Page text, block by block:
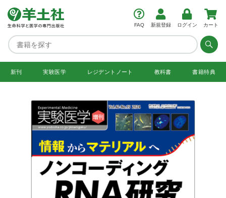
FAQ 新規登録 ログイン カート
新刊 実験医学 レジデント ノート 教科書 書籍特典